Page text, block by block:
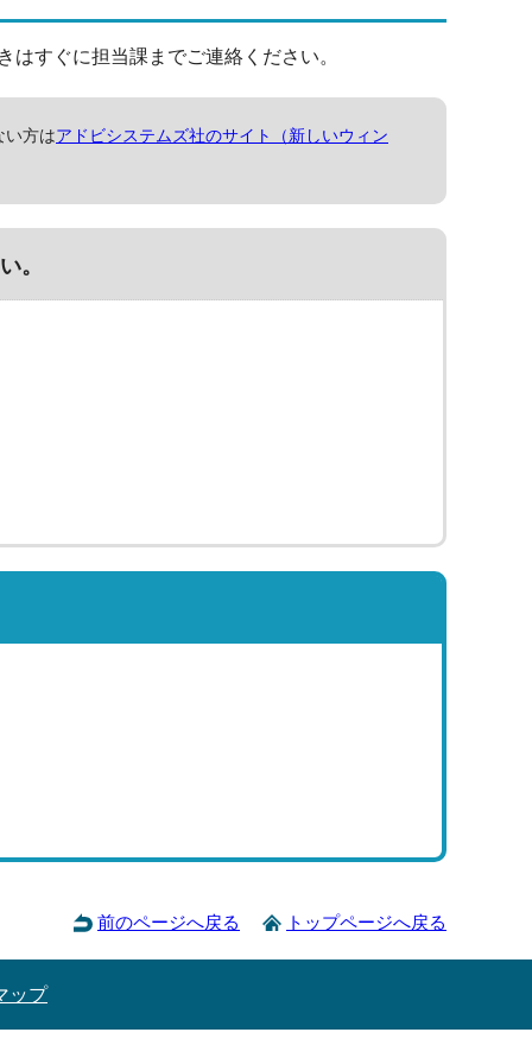
すぐに担当課までご連絡ください。
い方はアドビシステムズ社のサイト（新しいウィン
。
前のページへ戻る トップページへ戻る
ップ